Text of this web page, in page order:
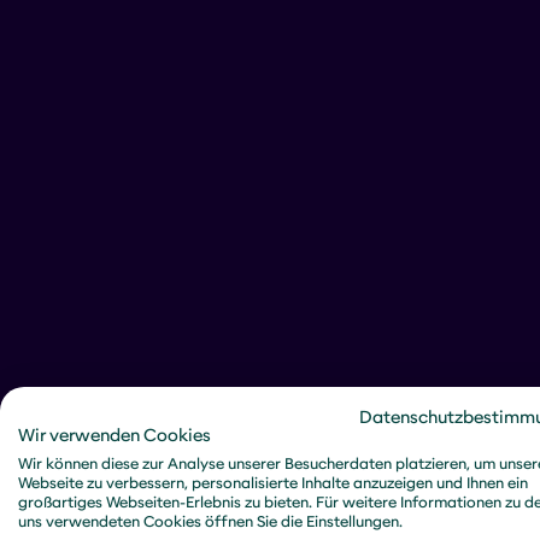
Wir verwenden Cookies
Wir können diese zur Analyse unserer Besucherdaten platzieren, um
Webseite zu verbessern, personalisierte Inhalte anzuzeigen und Ihnen ein
großartiges Webseiten-Erlebnis zu bieten. Für weitere Informationen zu
uns verwendeten Cookies öffnen Sie die Einstellungen.